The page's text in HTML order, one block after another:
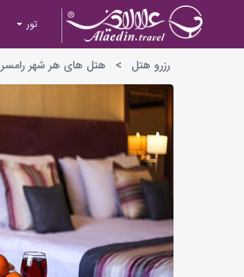
تور
رزرو هتل > هتل های هر شهر رامسر